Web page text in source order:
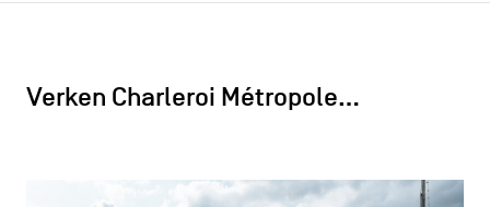
Verken Charleroi Métropole…